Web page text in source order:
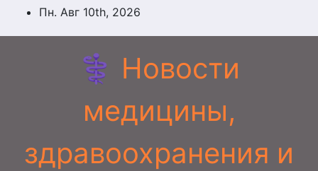
ПерейтиПн. Авг 10th, 2026
⚕️ Новости
медицины,
здравоохранения и